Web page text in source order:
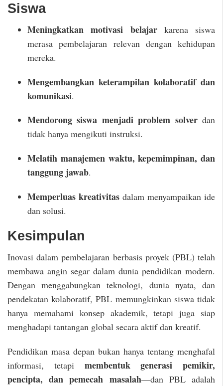
Siswa
Meningkatkan motivasi belajarkarena siswa
merasa pembelajaran relevan dengan kehidupan
mereka.
Mengembangkan keterampilan kolaboratif dan
komunikasi.
Mendorong siswa menjadi problem solverdan
tidak hanya mengikuti instruksi.
Melatih manajemen waktu, kepemimpinan, dan
tanggung jawab.
Memperluas kreativitas dalam menyampaikan ide
dan solusi.
Kesimpulan
Inovasi dalam pembelajaran berbasis proyek (PBL) telah
membawa angin segar dalam dunia pendidikan modern.
Dengan menggabungkan teknologi, dunia nyata, dan
pendekatan kolaboratif, PBL memungkinkan siswa tidak
hanya memahami konsep akademik, tetapi juga siap
menghadapi tantangan global secara aktif dan kreatif.
Pendidikan masa depan bukan hanya tentang menghafal
informasi, tetapi membentuk generasi pemikir,
pencipta, dan pemecah masalah—dan PBL adalah